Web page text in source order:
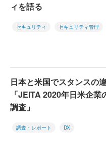
ィを語る
セキュリティ セキュリティ管理
日本と米国でスタンスの
「JEITA 2020年日米企業
調査」
調査・レポート DX